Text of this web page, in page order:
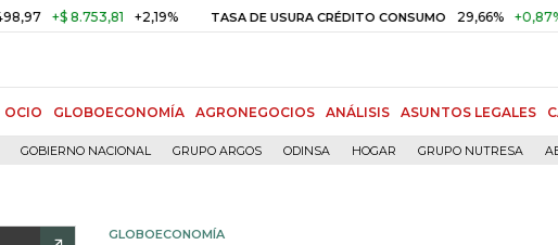
+$ 8.753,81 +2,19% TASA DE USURA CRÉDITO CONSUMO 29,66% +0,87%
OCIO GLOBOECONOMÍA AGRONEGOCIOS ANÁLISIS ASUNTOS LEGALES
GOBIERNO NACIONAL GRUPO ARGOS ODINSA HOGAR GRUPO NUTRESA
GLOBOECONOMÍA